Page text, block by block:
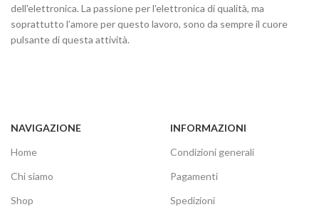
dell'elettronica. La passione per l'elettronica di qualità, ma
soprattutto l’amore per questo lavoro, sono da sempre il cuore
pulsante di questa attività.
NAVIGAZIONE
Home
Chi siamo
Shop
INFORMAZIONI
Condizioni generali
Pagamenti
Spedizioni